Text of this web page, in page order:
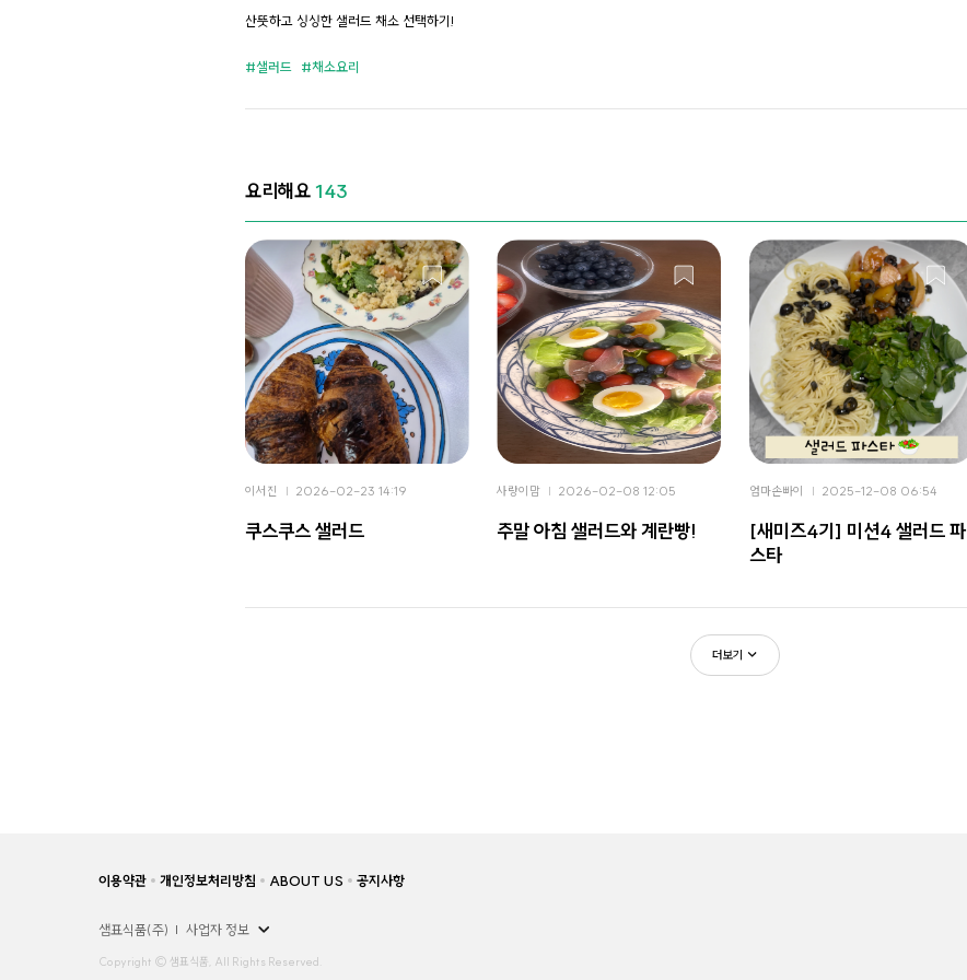
산뜻하고 싱싱한 샐러드 채소 선택하기!
샐러드 채소요리
요리해요 143
이서진 2026-02-23 14:19
쿠스쿠스 샐러드
사랑이맘 2026-02-08 12:05
주말 아침 샐러드와 계란빵!
엄마손빠이 2025-12-08 06:54
[새미즈4기] 미션4 샐러드 파
스타
더보기
이용약관 개인정보처리방침 ABOUT US 공지사항
샘표식품(주) 사업자 정보
Copyright © 샘표식품, All Rights Reserved.